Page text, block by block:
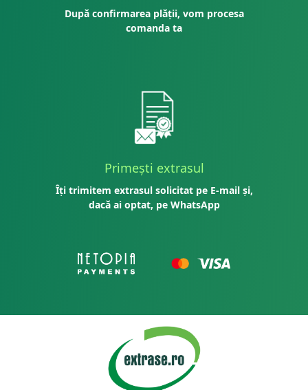
După confirmarea plății, vom procesa
comanda ta
Primești extrasul
Îți trimitem extrasul solicitat pe E-mail și,
dacă ai optat, pe WhatsApp